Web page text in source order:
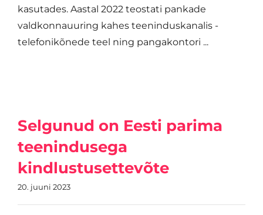
kasutades. Aastal 2022 teostati pankade
valdkonnauuring kahes teeninduskanalis -
telefonikõnede teel ning pangakontori ...
Selgunud on Eesti parima
teenindusega
kindlustusettevõte
20. juuni 2023